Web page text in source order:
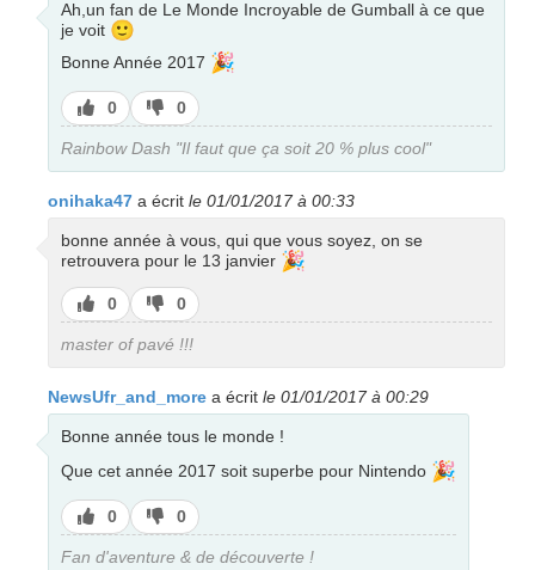
Ah,un fan de Le Monde Incroyable de Gumball à ce que
je voit 🙂
Bonne Année 2017 🎉
J’aime
0
J’aime
pas
0
Rainbow Dash "Il faut que ça soit 20 % plus cool"
onihaka47 a écrit le 01/01/2017 à 00:33
bonne année à vous, qui que vous soyez, on se
retrouvera pour le 13 janvier 🎉
J’aime
0
J’aime
pas
0
master of pavé !!!
NewsUfr_and_more a écrit le 01/01/2017 à 00:29
Bonne année tous le monde !
Que cet année 2017 soit superbe pour Nintendo 🎉
J’aime
0
J’aime
pas
0
Fan d'aventure & de découverte !